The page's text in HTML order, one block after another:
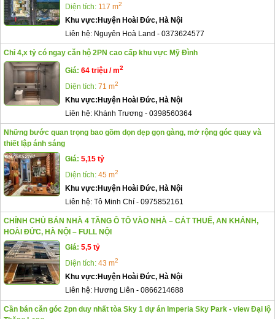
Diện tích: 117 m2
Khu vực: Huyện Hoài Đức, Hà Nội
Liên hệ: Nguyên Hoà Land - 0373624577
Chỉ 4,x tỷ có ngay căn hộ 2PN cao cấp khu vực Mỹ Đình
Giá: 64 triệu / m2
Diện tích: 71 m2
Khu vực: Huyện Hoài Đức, Hà Nội
Liên hệ: Khánh Trương - 0398560364
Những bước quan trọng bao gồm dọn dẹp gọn gàng, mở rộng góc quay và
thiết lập ánh sáng
Giá: 5,15 tỷ
Diện tích: 45 m2
Khu vực: Huyện Hoài Đức, Hà Nội
Liên hệ: Tô Minh Chí - 0975852161
CHÍNH CHỦ BÁN NHÀ 4 TẦNG Ô TÔ VÀO NHÀ – CÁT THUẾ, AN KHÁNH,
HOÀI ĐỨC, HÀ NỘI – FULL NỘI
Giá: 5,5 tỷ
Diện tích: 43 m2
Khu vực: Huyện Hoài Đức, Hà Nội
Liên hệ: Hương Liên - 0866214688
Cần bán căn góc 2pn duy nhất tòa Sky 1 dự án Imperia Sky Park - view Đại lộ